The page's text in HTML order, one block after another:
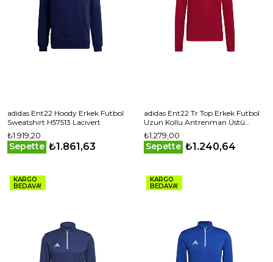
adidas Ent22 Hoody Erkek Futbol
Sweatshirt H57513 Lacivert
₺1.919,20
Sepette ₺1.861,63
adidas Ent22 Tr Top Erkek Futbol
Uzun Kollu Antrenman Üstü
H57556 Kırmızı
₺1.279,00
Sepette ₺1.240,64
KARGO
BEDAVA!
KARGO
BEDAVA!